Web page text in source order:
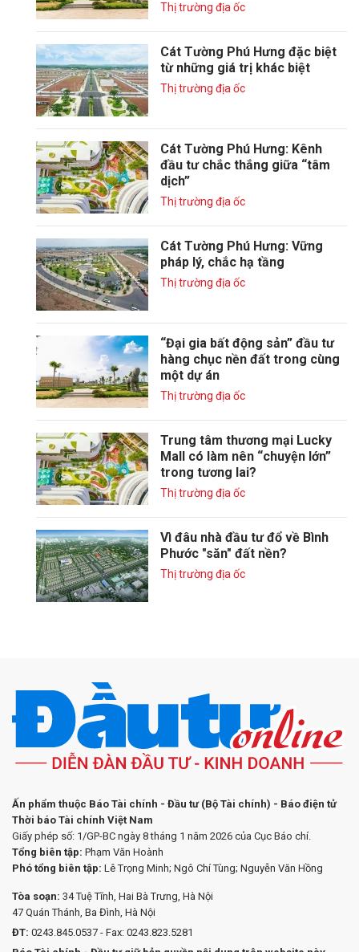
Thị trường địa ốc
Cát Tường Phú Hưng đặc biệt
từ những giá trị khác biệt
Thị trường địa ốc
Cát Tường Phú Hưng: Kênh
đầu tư chắc thắng giữa “tâm
dịch”
Thị trường địa ốc
Cát Tường Phú Hưng: Vững
pháp lý, chắc hạ tầng
Thị trường địa ốc
“Đại gia bất động sản” đầu tư
hàng chục nền đất trong cùng
một dự án
Thị trường địa ốc
Trung tâm thương mại Lucky
Mall có làm nên “chuyện lớn”
trong tương lai?
Thị trường địa ốc
Vì đâu nhà đầu tư đổ về Bình
Phước "săn" đất nền?
Thị trường địa ốc
Ấn phẩm thuộc Báo Tài chính - Đầu tư (Bộ Tài chính) - Báo điện tử
Thời báo Tài chính Việt Nam
Giấy phép số: 1/GP-BC ngày 8 tháng 1 năm 2026 của Cục Báo chí.
Tổng biên tập: Phạm Văn Hoành
Phó tổng biên tập: Lê Trọng Minh; Ngô Chí Tùng; Nguyễn Văn Hồng
Tòa soạn: 34 Tuệ Tĩnh, Hai Bà Trưng, Hà Nội
47 Quán Thánh, Ba Đình, Hà Nội
ĐT: 0243.845.0537 - Fax: 0243.823.5281